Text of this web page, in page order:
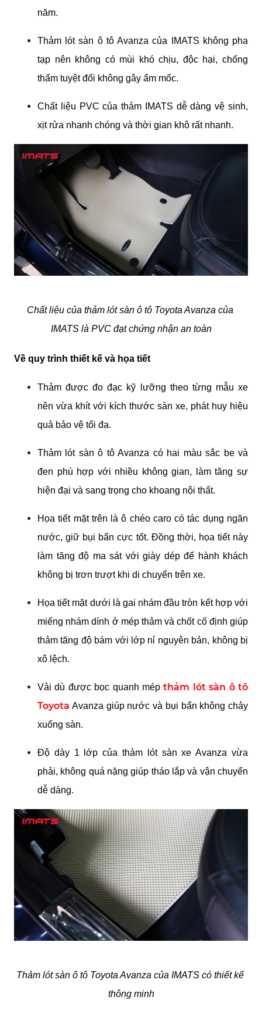
năm.
Thảm lót sàn ô tô Avanza của IMATS không pha
tạp nên không có mùi khó chịu, độc hại, chống
thấm tuyệt đối không gây ẩm mốc.
Chất liệu PVC của thảm IMATS dễ dàng vệ sinh,
xịt rửa nhanh chóng và thời gian khô rất nhanh.
Chất liệu của thảm lót sàn ô tô Toyota Avanza của
IMATS là PVC đạt chứng nhận an toàn
Về quy trình thiết kế và họa tiết
Thảm được đo đạc kỹ lưỡng theo từng mẫu xe
nên vừa khít với kích thước sàn xe, phát huy hiệu
quả bảo vệ tối đa.
Thảm lót sàn ô tô Avanza có hai màu sắc be và
đen phù hợp với nhiều không gian, làm tăng sự
hiện đại và sang trọng cho khoang nội thất.
Họa tiết mặt trên là ô chéo caro có tác dụng ngăn
nước, giữ bụi bẩn cực tốt. Đồng thời, họa tiết này
làm tăng độ ma sát với giày dép để hành khách
không bị trơn trượt khi di chuyển trên xe.
Họa tiết mặt dưới là gai nhám đầu tròn kết hợp với
miếng nhám dính ở mép thảm và chốt cố định giúp
thảm tăng độ bám với lớp nỉ nguyên bản, không bị
xô lệch.
Vải dù được bọc quanh mép thảm lót sàn ô tô
Toyota Avanza giúp nước và bụi bẩn không chảy
xuống sàn.
Độ dày 1 lớp của thảm lót sàn xe Avanza vừa
phải, không quá nặng giúp tháo lắp và vận chuyển
dễ dàng.
Thảm lót sàn ô tô Toyota Avanza của IMATS có thiết kế
thông minh